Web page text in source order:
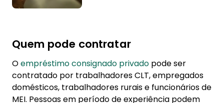
Quem pode contratar
Oempréstimo consignado privado pode ser
contratado por trabalhadores CLT, empregados
domésticos, trabalhadores rurais e funcionários de
MEI. Pessoas em período de experiência podem